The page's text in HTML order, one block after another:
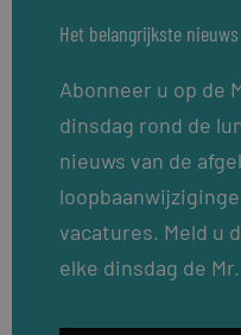
Het belangrijkste
Abonneer u op de
dinsdag rond de
nieuws van de
vacatures. Meld u
elke dinsdag de